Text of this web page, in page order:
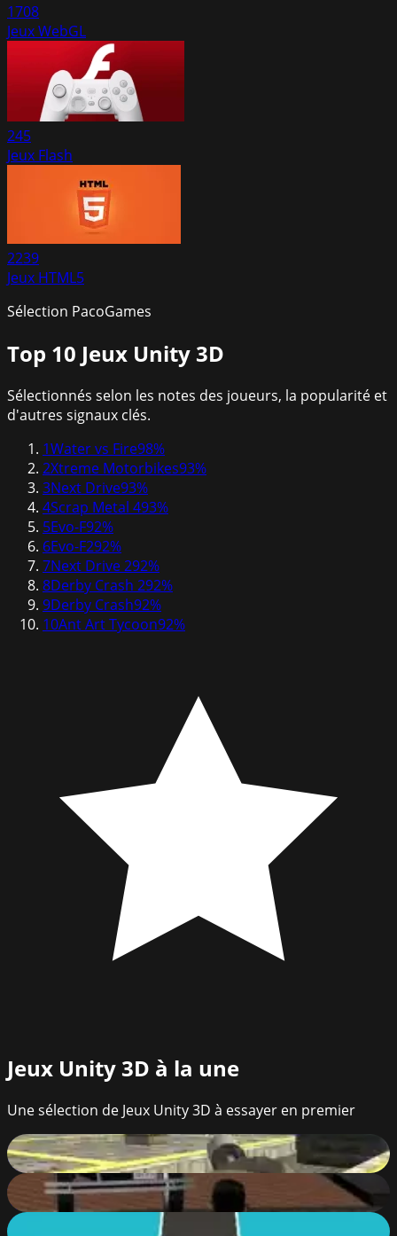
1708
Jeux WebGL
245
Jeux Flash
2239
Jeux HTML5
Sélection PacoGames
Top 10 Jeux Unity 3D
Sélectionnés selon les notes des joueurs, la popularité et
d'autres signaux clés.
1Water vs Fire98%
2Xtreme Motorbikes93%
3Next Drive93%
4Scrap Metal 493%
5Evo-F92%
6Evo-F292%
7Next Drive 292%
8Derby Crash 292%
9Derby Crash92%
10Ant Art Tycoon92%
Jeux Unity 3D à la une
Une sélection de Jeux Unity 3D à essayer en premier
Call of Ops 3
88%
Downtown 1930s
10
Traffic Run Online